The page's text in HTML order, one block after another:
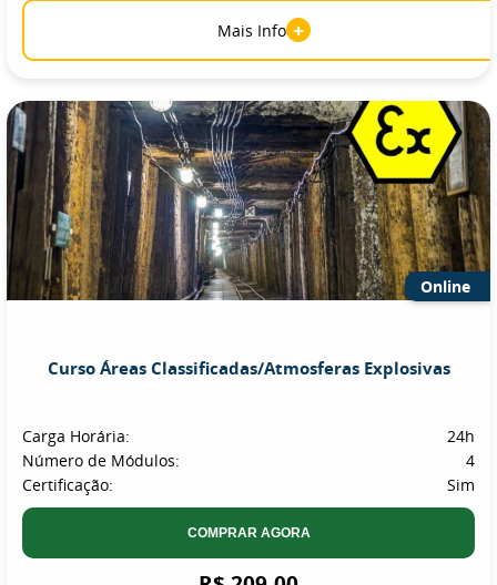
Mais Info +
Online
Curso Áreas Classificadas/Atmosferas Explosivas
Carga Horária:
24h
Número de Módulos:
4
Certificação:
Sim
COMPRAR AGORA